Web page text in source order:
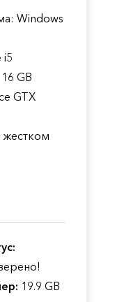
Windows
i5
GB
GTX
жестком
19.9 GB